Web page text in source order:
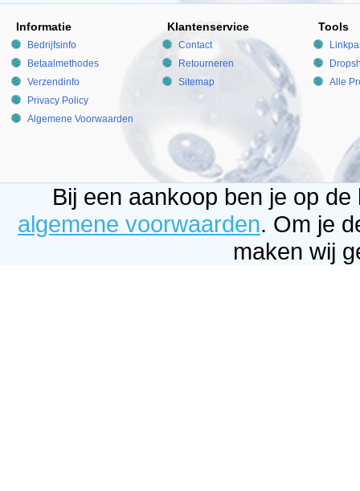
Informatie
Bedrijfsinfo
Betaalmethodes
Verzendinfo
Privacy Policy
Algemene Voorwaarden
Klantenservice
Contact
Retourneren
Sitemap
Tools
Alle
Bij een aankoop ben je op
algemene voorwaarden. Om je
maken wij